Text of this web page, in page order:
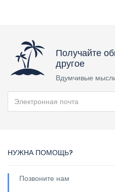
Получайте
другое
Вдумчивые
НУЖНА ПОМОЩЬ?
Позвоните нам